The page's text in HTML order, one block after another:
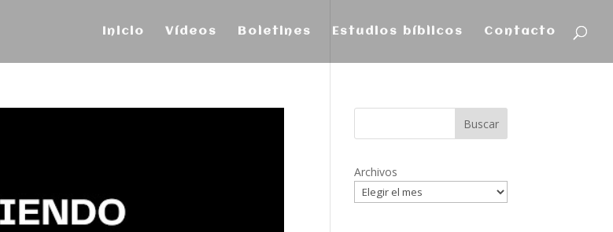
Inicio Vídeos Boletines Estudios bíblicos Contacto
Archivos